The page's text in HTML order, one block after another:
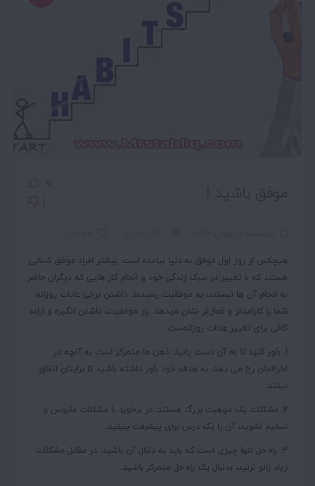
هیچکس از روز اول موفق به دنیا نیامده است. بیشتر افراد موفق کسانی
هستند که با تغییر در سبک زندگی خود و انجام کار هایی که دیگران حاضر
به انجام آن ها نیستند، به موفقیت رسیدند. داشتن برخی عادات روزانه
شما را کارامدتر و فعال‌تر نشان میدهد. راز موفقیت، داشتن انگیزه و اراده‌
کافی برای تغییر عادات روزانه‌ست.
1. باور کنید تا به آن دست یابید:
ذهن ما متمرکز است به آنچه در
اطرافمان رخ می دهد، به هدف خود باور داشته باشید تا برایتان اتفاق
بیفتد.
2. مشکلات یک موهبت بزرگ هستند:
در برخورد با مشکلات مایوس و
تسلیم نشوید، آن را یک درس برای پیشرفت ببینید.
3. راه حل تنها چیزی است که باید به دنبال آن باشید:
در مقابل مشکلات
زیاد زانو نزنید، بدنبال یک راه حل متمرکز باشید.